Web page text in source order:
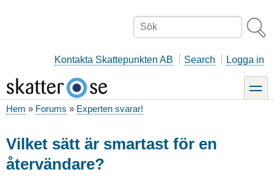
Sök
Kontakta Skattepunkten AB Search Logga in
toggle
Hem Forums Experten svarar!
Vilket sätt är smartast för en
återvändare?